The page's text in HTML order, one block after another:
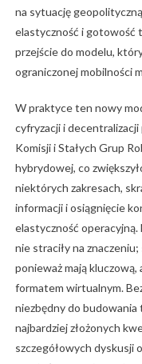
na sytuację
elastyczność i gotowość
przejście do modelu,
ograniczonej mobilności
W praktyce ten nowy
cyfryzacji i
Komisji i Stałych Grup
hybrydowej, co
niektórych zakresach,
informacji i osiągnięcie
elastyczność
nie straciły na
ponieważ mają
formatem wirtualnym.
niezbędny do budowania
najbardziej złożonych
szczegółowych dyskusji